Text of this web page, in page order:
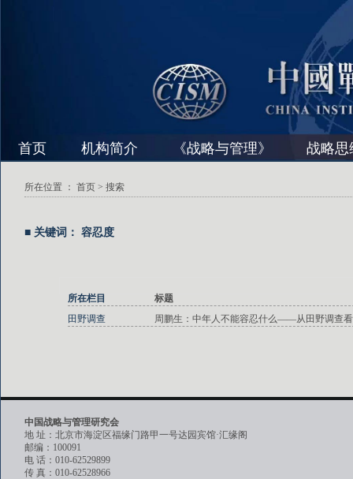
首页 机构简介 《战略与管理》 战略思
所在位置 ： 首页 > 搜索
■ 关键词： 容忍度
所在栏目
标题
田野调查
周鹏生：中年人不能容忍什么——从田野调查
中国战略与管理研究会
地 址：北京市海淀区福缘门路甲一号达园宾馆·汇缘阁
邮编：100091
电 话：010-62529899
传 真：010-62528966